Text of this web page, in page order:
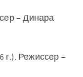
– Динара
г.). Режиссер –